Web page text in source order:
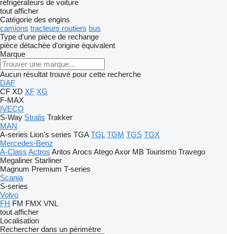
réfrigérateurs de voiture
tout afficher
Catégorie des engins
camions tracteurs routiers bus
Type d'une pièce de rechange
pièce détachée d'origine équivalent
Marque
Aucun résultat trouvé pour cette recherche
DAF
CF XD XF XG
F-MAX
IVECO
S-Way Stralis Trakker
MAN
A-series Lion's series TGA TGL TGM TGS TGX
Mercedes-Benz
A-Class Actros Antos Arocs AtegoAxor MB Tourismo Travego
Megaliner Starliner
Magnum Premium T-series
Scania
S-series
Volvo
FH FM FMX VNL
tout afficher
Localisation
Rechercher dans un périmètre